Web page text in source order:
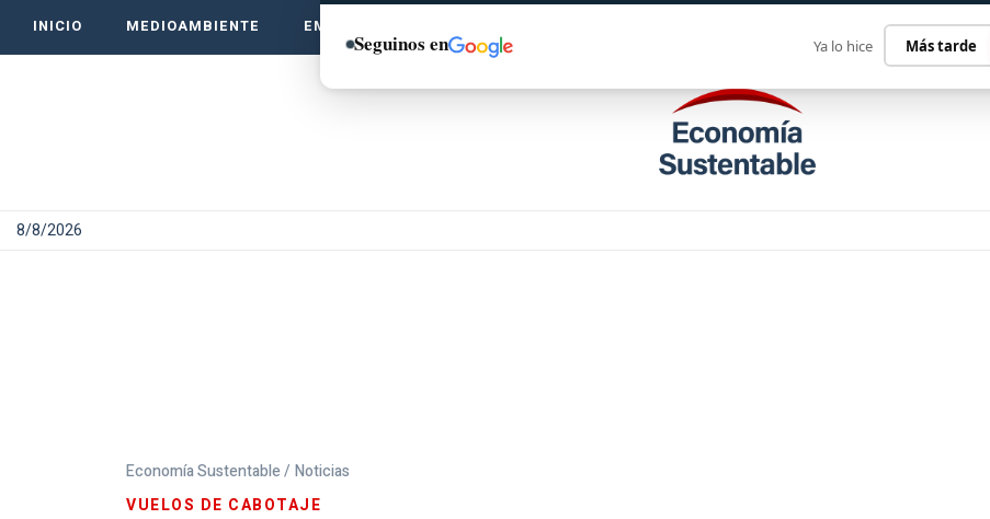
INICIO MEDIOAMBIENTE EMPRENDE VERDE CONTACTO
8/8/2026
Economía Sustentable / Noticias
VUELOS DE CABOTAJE
Seguinos en Ya lo hice Más tarde